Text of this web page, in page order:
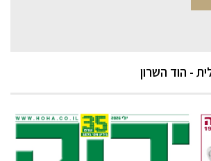
- הוד השרון